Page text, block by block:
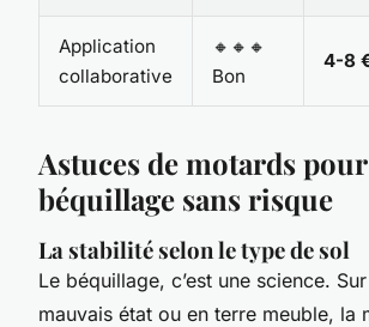
Application
collaborative
🔸🔸🔸
Bon
4-8
Astuces de motards
béquillage sans risque
La stabilité selon le type de sol
Le béquillage, c’est une science.
mauvais état ou en terre meuble, la